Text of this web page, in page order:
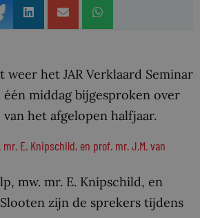
weer het JAR Verklaard Seminar
middag bijgesproken over
het afgelopen halfjaar.
E. Knipschild, en prof. mr. J.M. van
mw. mr. E. Knipschild, en
zijn de sprekers tijdens